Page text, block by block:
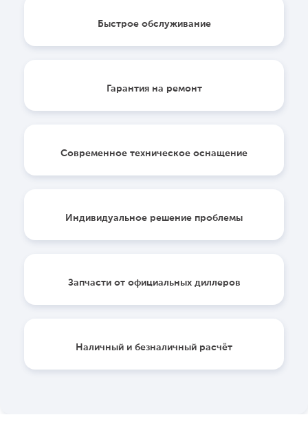
Быстрое обслуживание
Гарантия на ремонт
Современное техническое оснащение
Индивидуальное решение проблемы
Запчасти от официальных диллеров
Наличный и безналичный расчёт